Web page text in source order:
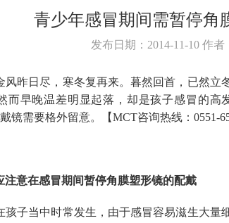
青少年感冒期间需暂停角
发布日期：2014-11-10 作
风昨日尽，寒冬复再来。暮然回首，已然立
而早晚温差明显起落，却是孩子感冒的高
镜需要格外留意。【MCT咨询热线：0551-
注意在感冒期间暂停角膜塑形镜的配戴
孩子当中时常发生，由于感冒容易滋生大